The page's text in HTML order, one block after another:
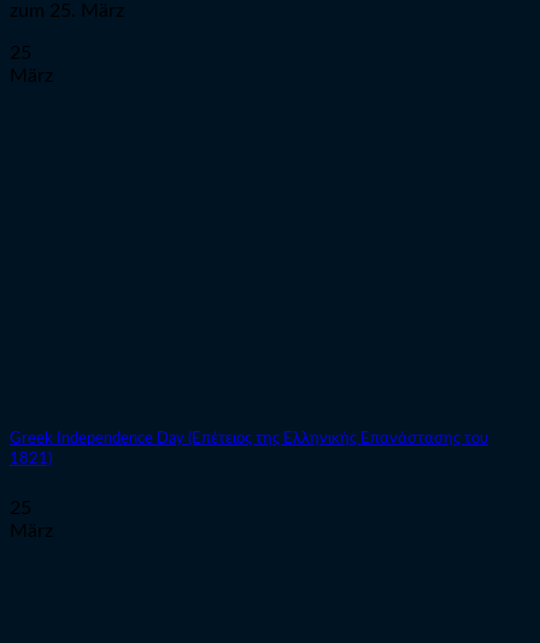
zum 25. März
25
März
Greek Independence Day (Επέτειος της Ελληνικής Επανάστασης του
1821)
25
März